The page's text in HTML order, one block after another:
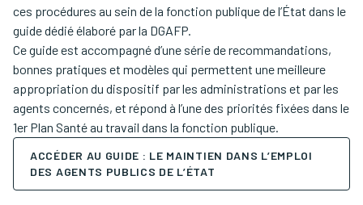
ces procédures au sein de la fonction publique de l’État dans le
guide dédié élaboré par la DGAFP.
Ce guide est accompagné d’une série de recommandations,
bonnes pratiques et modèles qui permettent une meilleure
appropriation du dispositif par les administrations et par les
agents concernés, et répond à l’une des priorités fixées dans le
1er Plan Santé au travail dans la fonction publique.
ACCÉDER AU GUIDE : LE MAINTIEN DANS L’EMPLOI
DES AGENTS PUBLICS DE L’ÉTAT